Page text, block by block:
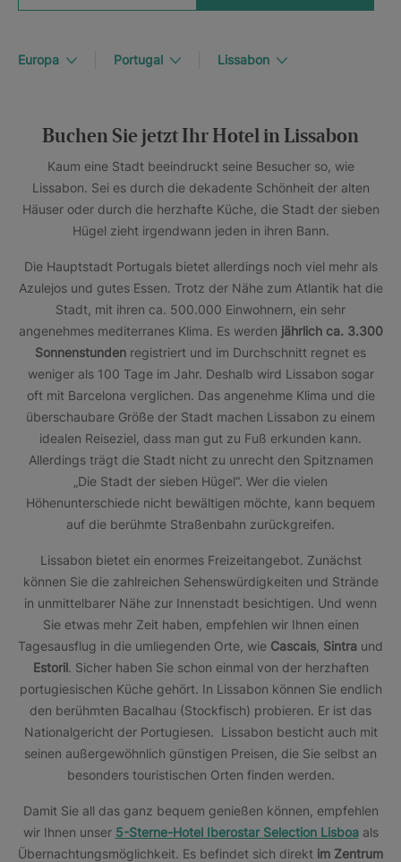
Europa Portugal Lissabon
Buchen Sie jetzt Ihr Hotel in Lissabon
Kaum eine Stadt beeindruckt seine Besucher so, wie
Lissabon. Sei es durch die dekadente Schönheit der alten
Häuser oder durch die herzhafte Küche, die Stadt der sieben
Hügel zieht irgendwann jeden in ihren Bann.
Die Hauptstadt Portugals bietet allerdings noch viel mehr als
Azulejos und gutes Essen. Trotz der Nähe zum Atlantik hat die
Stadt, mit ihren ca. 500.000 Einwohnern, ein sehr
angenehmes mediterranes Klima. Es werden jährlich ca. 3.300
Sonnenstunden registriert und im Durchschnitt regnet es
weniger als 100 Tage im Jahr. Deshalb wird Lissabon sogar
oft mit Barcelona verglichen. Das angenehme Klima und die
überschaubare Größe der Stadt machen Lissabon zu einem
idealen Reiseziel, dass man gut zu Fuß erkunden kann.
Allerdings trägt die Stadt nicht zu unrecht den Spitznamen
„Die Stadt der sieben Hügel“. Wer die vielen
Höhenunterschiede nicht bewältigen möchte, kann bequem
auf die berühmte Straßenbahn zurückgreifen.
Lissabon bietet ein enormes Freizeitangebot. Zunächst
können Sie die zahlreichen Sehenswürdigkeiten und Strände
in unmittelbarer Nähe zur Innenstadt besichtigen. Und wenn
Sie etwas mehr Zeit haben, empfehlen wir Ihnen einen
Tagesausflug in die umliegenden Orte, wie Cascais Sintra und
Estoril. Sicher haben Sie schon einmal von der herzhaften
portugiesischen Küche gehört. In Lissabon können Sie endlich
den berühmten Bacalhau (Stockfisch) probieren. Er ist das
Nationalgericht der Portugiesen. Lissabon besticht auch mit
seinen außergewöhnlich günstigen Preisen, die Sie selbst an
besonders touristischen Orten finden werden.
Damit Sie all das ganz bequem genießen können, empfehlen
wir Ihnen unser 5-Sterne-Hotel Iberostar Selection Lisboaals
Übernachtungsmöglichkeit. Es befindet sich direkt im Zentrum